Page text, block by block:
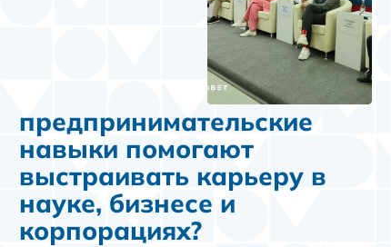
предпринимательские
навыки помогают
выстраивать карьеру в
науке, бизнесе и
корпорациях?